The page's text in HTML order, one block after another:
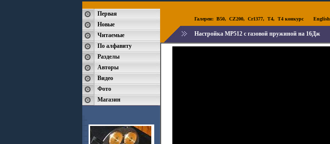
Первая
Новые
Читаемые
По алфавиту
Разделы
Авторы
Видео
Фото
Магазин
Галереи: B50, CZ200, Cr1377, T4, T4 конкурс English
Настройка МР512 с газовой пружиной на 16Дж